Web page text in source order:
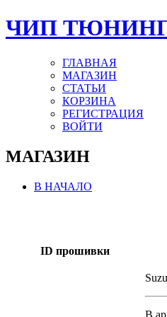
ЧИП
ГЛАВНАЯ
МАГАЗИН
СТАТЬИ
КОРЗИНА
РЕГИСТРАЦИЯ
ВОЙТИ
МАГАЗИН
В НАЧАЛО
ID прошивки
В